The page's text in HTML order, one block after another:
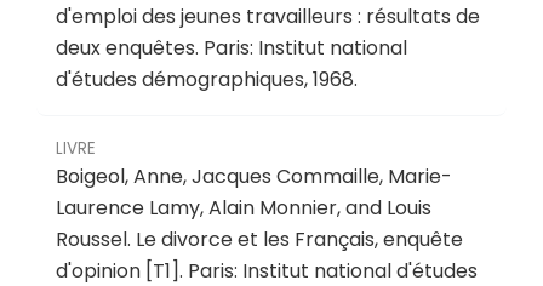
d'emploi des jeunes travailleurs : résultats de
deux enquêtes. Paris: Institut national
d'études démographiques, 1968.
LIVRE
Boigeol, Anne, Jacques Commaille, Marie-
Laurence Lamy, Alain Monnier, and Louis
Roussel. Le divorce et les Français, enquête
d'opinion [T1]. Paris: Institut national d'études